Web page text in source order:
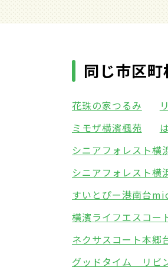
同じ市区
花珠の家つるみ
ミモザ横濱楓苑
シニアフォレスト横
シニアフォレスト横
すいとぴー港南台
横濱ライフエスコー
ネクサスコート本郷
グッドタイム リビ